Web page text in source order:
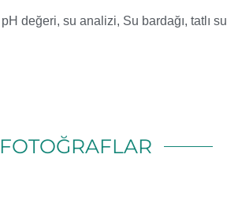
pH değeri, su analizi, Su bardağı, tatlı su
FOTOĞRAFLAR